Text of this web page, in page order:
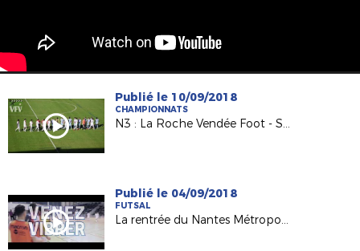
Publié le 10/09/2018
CHAMPIONNATS
N3 : La Roche Vendée Foot - Saint-Nazaire AF - 08.09.2018
Publié le 04/09/2018
FUTSAL
La rentrée du Nantes Métropole Futsal le 15/09 !